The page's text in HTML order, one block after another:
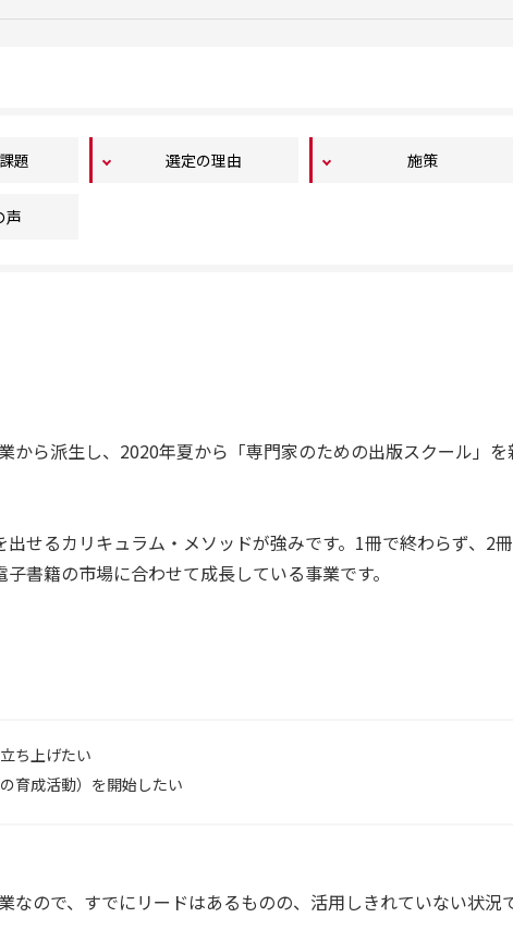
題 選定の理由 施策
声
から派生し、2020年夏から「専門家のための出版スクール」を
せるカリキュラム・メソッドが強みです。1冊で終わらず、2冊
書籍の市場に合わせて成長している事業です。
ち上げたい
育成活動）を開始したい
なので、すでにリードはあるものの、活用しきれていない状況